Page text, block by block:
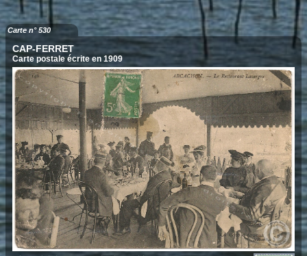
Carte n° 530
CAP-FERRET
Carte postale écrite en 1909